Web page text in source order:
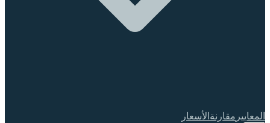
المعايير مقارنة الأسعار